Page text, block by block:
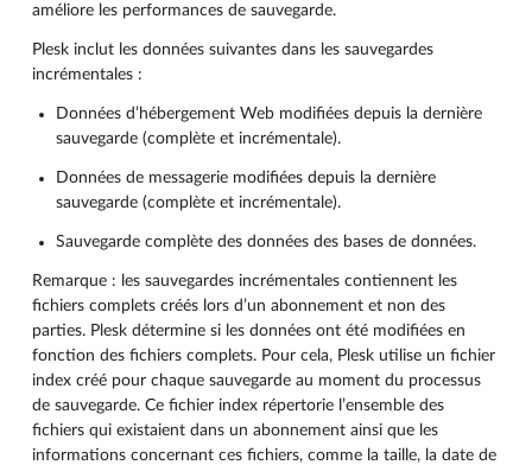
améliore les performances de sauvegarde.
Plesk inclut les données suivantes dans les sauvegardes
incrémentales :
Données d’hébergement Web modifiées depuis la dernière
sauvegarde (complète et incrémentale).
Données de messagerie modifiées depuis la dernière
sauvegarde (complète et incrémentale).
Sauvegarde complète des données des bases de données.
Remarque : les sauvegardes incrémentales contiennent les
fichiers complets créés lors d’un abonnement et non des
parties. Plesk détermine si les données ont été modifiées en
fonction des fichiers complets. Pour cela, Plesk utilise un fichier
index créé pour chaque sauvegarde au moment du processus
de sauvegarde. Ce fichier index répertorie l’ensemble des
fichiers qui existaient dans un abonnement ainsi que les
informations concernant ces fichiers, comme la taille, la date de